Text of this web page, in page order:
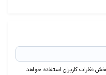
نظرات کاربران استفاده خواهد